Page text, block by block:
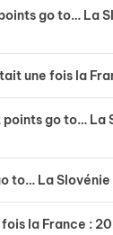
go to… La
une fois la
points go to… La
to… La Slovénie
la France :